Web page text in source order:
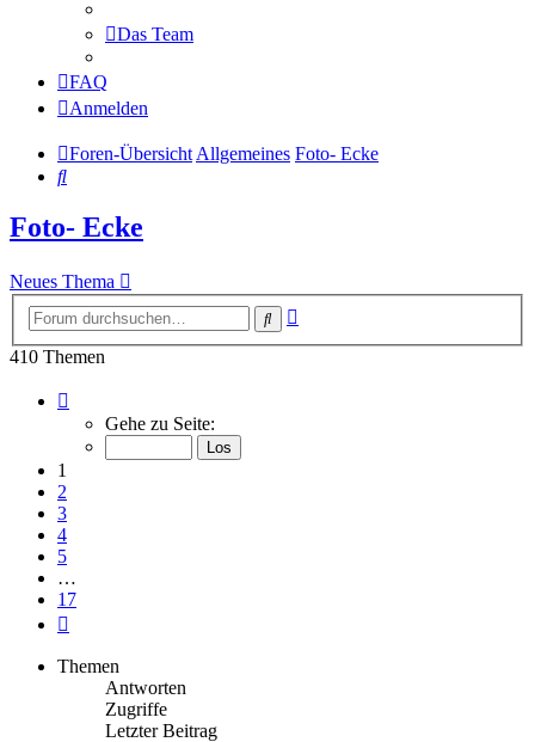
Das Team
FAQ
Anmelden
Foren-ÜbersichtAllgemeines Foto- Ecke
Suche
Foto- Ecke
Neues Thema
Suche
410 Themen
von
Gehe zu Seite:
1
2
3
4
5
…
17
Themen
Antworten
Zugriffe
Letzter Beitrag